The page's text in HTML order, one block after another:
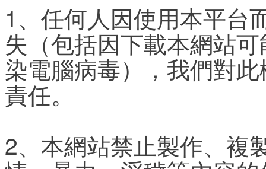
1、任何人因使用本平台
失（包括因下載本網站
染電腦病毒），我們對
責任。
2、本網站禁止製作、複